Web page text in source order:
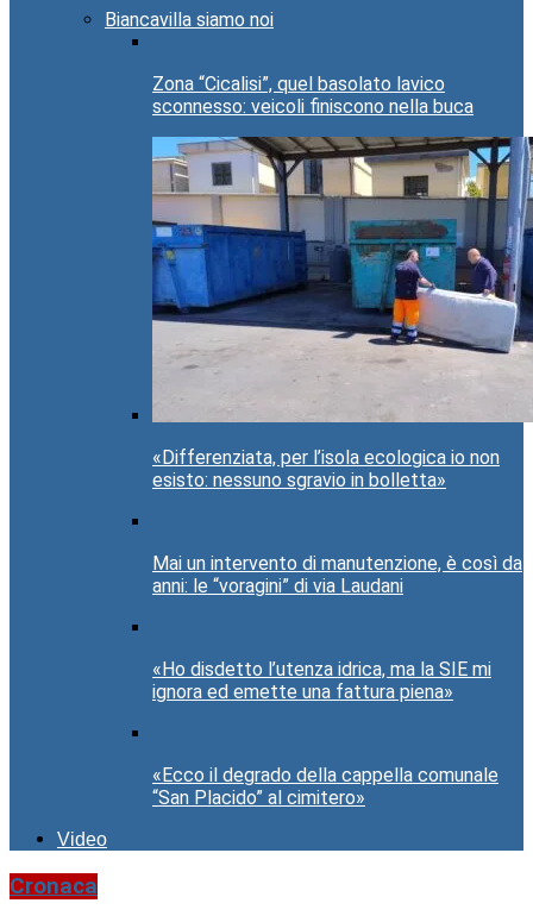
Biancavilla siamo noi
Zona “Cicalisi”, quel basolato lavico
sconnesso: veicoli finiscono nella buca
«Differenziata, per l’isola ecologica io non
esisto: nessuno sgravio in bolletta»
Mai un intervento di manutenzione, è così da
anni: le “voragini” di via Laudani
«Ho disdetto l’utenza idrica, ma la SIE mi
ignora ed emette una fattura piena»
«Ecco il degrado della cappella comunale
“San Placido” al cimitero»
Video
Cronaca